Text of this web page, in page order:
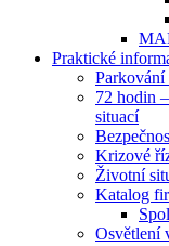
Praktické
Parkování
72 hodin
situací
Krizové
Životní
Katalog
Osvětlení